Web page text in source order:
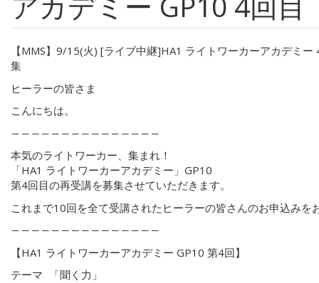
【MMS】9/15(火) [ライブ中継]HA1 ライトワーカーアカデミ
集
ヒーラーの皆さま
こんにちは。
―――――――――――――――
本気のライトワーカー、集まれ！
「HA1 ライトワーカーアカデミー」GP10
第4回目の再受講を募集させていただきます。
これまで10回を全て受講されたヒーラーの皆さんのお申込みを
―――――――――――――――
【HA1 ライトワーカーアカデミー GP10 第4回】
テーマ 「聞く力」